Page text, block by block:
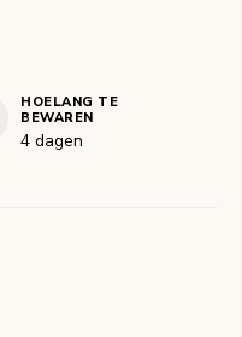
HOELANG TE
BEWAREN
4 dagen